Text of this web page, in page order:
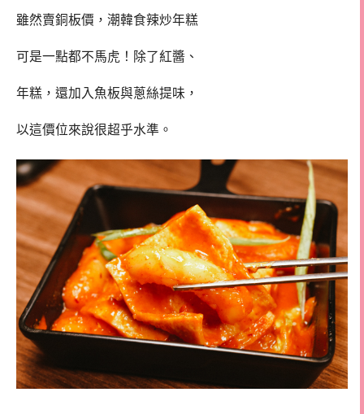
雖然賣銅板價，潮韓食辣炒年糕
可是一點都不馬虎！除了紅醬、
年糕，還加入魚板與蔥絲提味，
以這價位來說很超乎水準。